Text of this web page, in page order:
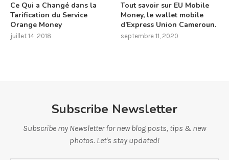
Ce Qui a Changé dans la
Tarification du Service
Orange Money
juillet 14, 2018
Tout savoir sur EU Mobile
Money, le wallet mobile
d’Express Union Cameroun.
septembre 11, 2020
Subscribe Newsletter
Subscribe my Newsletter for new blog posts, tips & new
photos. Let's stay updated!